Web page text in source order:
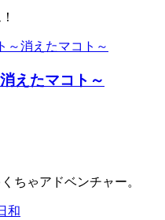
えたマコト～
ちゃアドベンチャー。